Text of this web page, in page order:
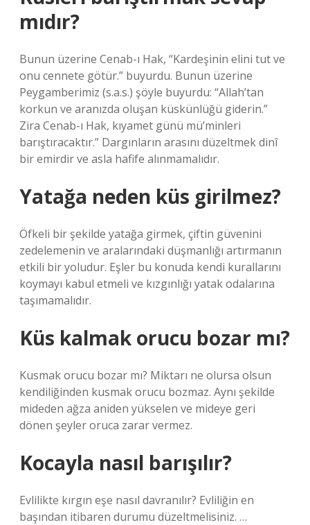
mıdır?
Bunun üzerine Cenab-ı Hak, “Kardeşinin elini tut ve
onu cennete götür.” buyurdu. Bunun üzerine
Peygamberimiz (s.a.s.) şöyle buyurdu: “Allah’tan
korkun ve aranızda oluşan küskünlüğü giderin.”
Zira Cenab-ı Hak, kıyamet günü mü’minleri
barıştıracaktır.” Dargınların arasını düzeltmek dinî
bir emirdir ve asla hafife alınmamalıdır.
Yatağa neden küs girilmez?
Öfkeli bir şekilde yatağa girmek, çiftin güvenini
zedelemenin ve aralarındaki düşmanlığı artırmanın
etkili bir yoludur. Eşler bu konuda kendi kurallarını
koymayı kabul etmeli ve kızgınlığı yatak odalarına
taşımamalıdır.
Küs kalmak orucu bozar mı?
Kusmak orucu bozar mı? Miktarı ne olursa olsun
kendiliğinden kusmak orucu bozmaz. Aynı şekilde
mideden ağza aniden yükselen ve mideye geri
dönen şeyler oruca zarar vermez.
Kocayla nasıl barışılır?
Evlilikte kırgın eşe nasıl davranılır? Evliliğin en
başından itibaren durumu düzeltmelisiniz. …